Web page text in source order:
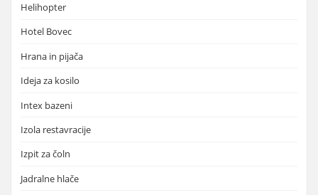
Helihopter
Hotel Bovec
Hrana in pijača
Ideja za kosilo
Intex bazeni
Izola restavracije
Izpit za čoln
Jadralne hlače